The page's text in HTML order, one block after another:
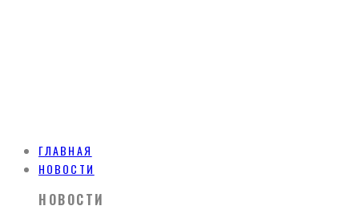
ГЛАВНАЯ
НОВОСТИ
НОВОСТИ